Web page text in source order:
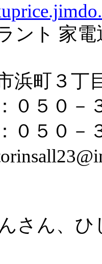
ント 家
浜町３
０５０－
０５０－
さん、